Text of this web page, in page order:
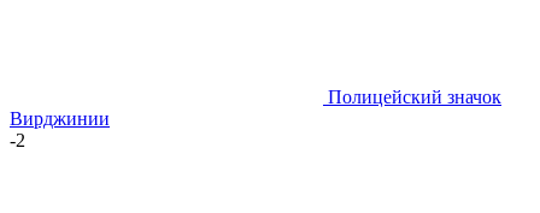
Полицейский значок
Вирджинии
-2